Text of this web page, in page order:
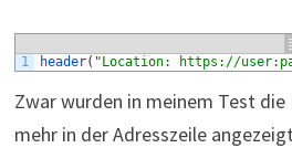
1
header( "Location: https://
Zwar wurden in meinem Test
mehr in der Adresszeile